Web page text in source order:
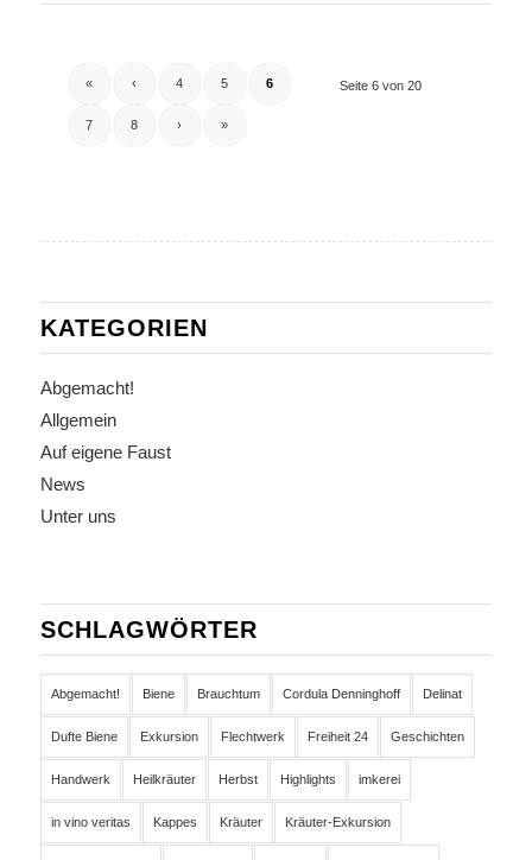
Seite 6 von 20
« ‹ 4 5 6
7 8 › »
KATEGORIEN
Abgemacht!
Allgemein
Auf eigene Faust
News
Unter uns
SCHLAGWÖRTER
Abgemacht! Biene Brauchtum Cordula Denninghoff Delinat
Dufte Biene Exkursion Flechtwerk Freiheit 24 Geschichten
Handwerk Heilkräuter Herbst Highlights imkerei
in vino veritas Kappes Kräuter Kräuter-Exkursion